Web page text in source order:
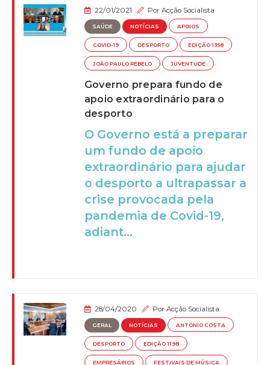
22/01/2021 PorAcção Socialista
SAÚDE NOTÍCIAS APOIOS
COVID-19 DESPORTO EDIÇÃO 1358
JOÃO PAULO REBELO JUVENTUDE
Governo prepara fundo de
apoio extraordinário para o
desporto
O Governo está a preparar
um fundo de apoio
extraordinário para ajudar
o desporto a ultrapassar a
crise provocada pela
pandemia de Covid-19,
adiant...
28/04/2020 PorAcção Socialista
GERAL NOTÍCIAS ANTÓNIO COSTA
DESPORTO EDIÇÃO 1198
EMPRESÁRIOS FESTIVAIS DE MÚSICA